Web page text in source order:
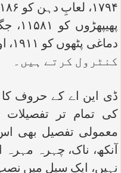
کنٹرول کرتے ہیں۔
ڈی این اے کے حروف
کی تمام تر
معمولی تفصیل بھی
آنکھ، ناک، چہرہ